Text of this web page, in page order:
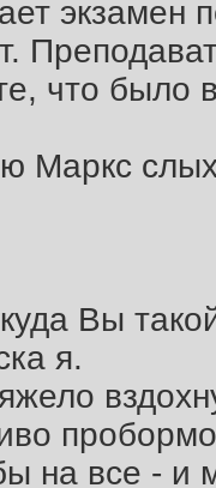
что было
Маркс
Вы
я.
на все - и